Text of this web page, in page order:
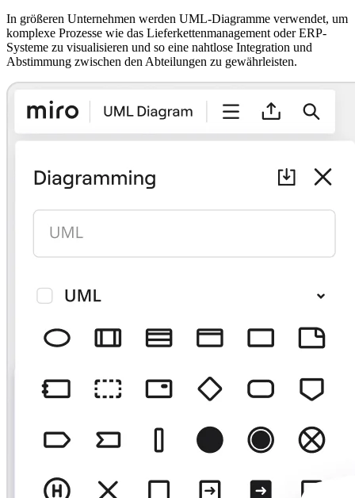
In größeren Unternehmen werden UML-Diagramme verwendet, um
komplexe Prozesse wie das Lieferkettenmanagement oder ERP-
Systeme zu visualisieren und so eine nahtlose Integration und
Abstimmung zwischen den Abteilungen zu gewährleisten.